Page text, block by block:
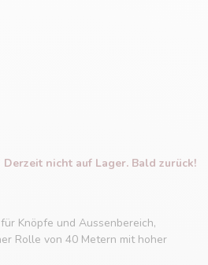
Derzeit nicht auf Lager. Bald zurück!
Knöpfe und Aussenbereich,
Rolle von 40 Metern mit hoher